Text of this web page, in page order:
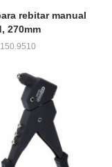
rebitar manual
270mm